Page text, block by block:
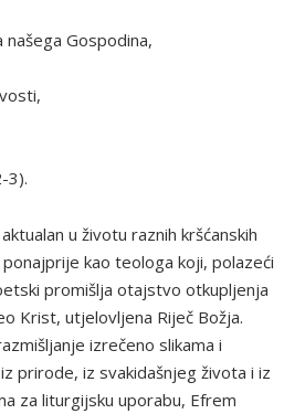
Gospodina,
3).
u životu raznih kršćanskih
kao teologa koji, polazeći
promišlja otajstvo otkupljenja
Krist, utjelovljena Riječ Božja.
izrečeno slikama i
prirode, iz svakidašnjeg života i iz
za liturgijsku uporabu, Efrem